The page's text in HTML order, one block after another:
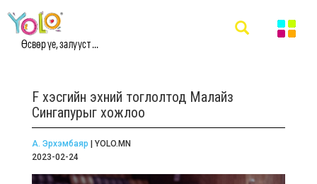
Өсвөр үе, залууст ...
F хэсгийн эхний тоглолтод Малайз
Сингапурыг хожлоо
А. Эрхэмбаяр | YOLO.MN
2023-02-24